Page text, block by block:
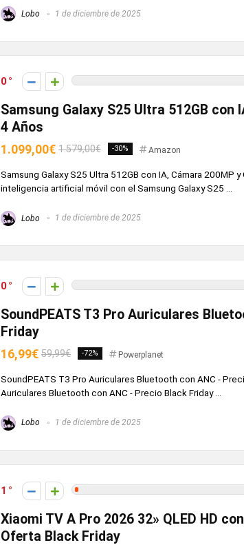
Lobo 1 de diciembre de 2025
0
Samsung Galaxy S25 Ultra 512GB con
4 Años
1.099,00€ 1.579,00€ -30% Amazon
Samsung Galaxy S25 Ultra 512GB con IA, Cámara 200MP
inteligencia artificial móvil con el Samsung Galaxy S25 ...
Lobo 1 de diciembre de 2025
0
SoundPEATS T3 Pro Auriculares
Friday
16,99€ 59,99€ -72% Powerplanet
SoundPEATS T3 Pro Auriculares Bluetooth con ANC -
Auriculares Bluetooth con ANC - Precio Black Friday ...
Lobo 1 de diciembre de 2025
1
Xiaomi TV A Pro 2026 32» QLED HD
Oferta Black Friday